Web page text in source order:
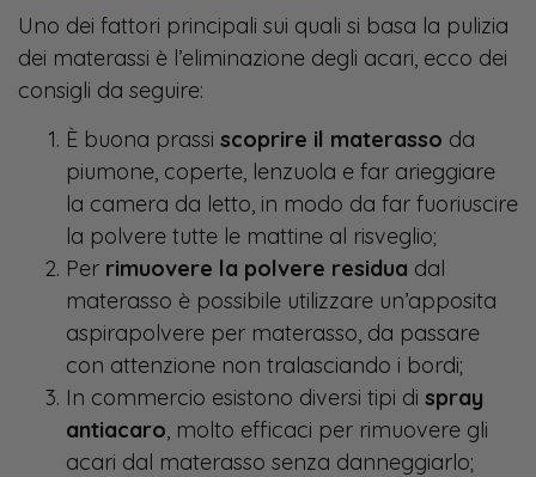
Uno dei fattori principali sui quali si basa la pulizia
dei materassi è l’eliminazione degli acari, ecco dei
consigli da seguire:
È buona prassi scoprire il materasso da
piumone, coperte, lenzuola e far arieggiare
la camera da letto, in modo da far fuoriuscire
la polvere tutte le mattine al risveglio;
Per rimuovere la polvere residua dal
materasso è possibile utilizzare un’apposita
aspirapolvere per materasso, da passare
con attenzione non tralasciando i bordi;
In commercio esistono diversi tipi di spray
antiacaro, molto efficaci per rimuovere gli
acari dal materasso senza danneggiarlo;